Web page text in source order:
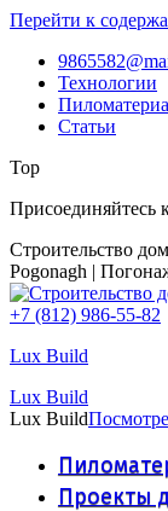
Перейти к
Технологии
Статьи
Top
Присоединяйтесь
Строительство
Pogonagh |
+7 (812) 986-55-82
Lux Build
Lux Build
Lux Build
Проекты